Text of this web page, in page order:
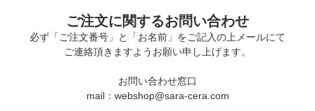
ご注文に関するお問い合わせ
必ず「ご注文番号」と「お名前」をご記入の上メールにて
ご連絡頂きますようお願い申し上げます。
お問い合わせ窓口
mail：webshop@sara-cera.com